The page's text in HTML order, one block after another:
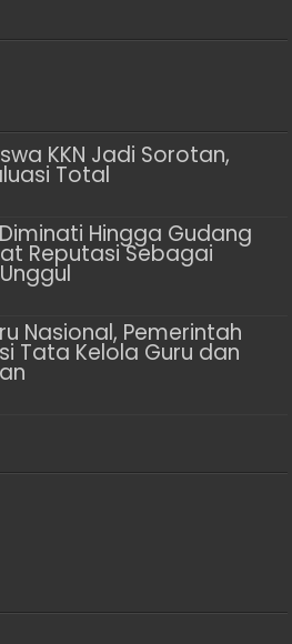
KKN Jadi Sorotan,
Total
Hingga Gudang
Reputasi Sebagai
Nasional, Pemerintah
Tata Kelola Guru dan